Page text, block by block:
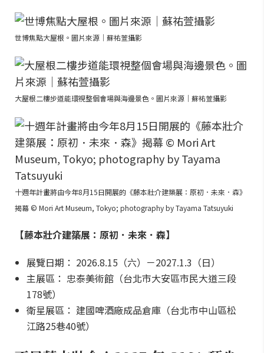
世博焦點大屋根。圖片來源｜蘇祐萱攝影
大屋根二樓步道能環視整個會場與海邊景色。圖片來源｜蘇祐萱攝影
十週年計畫將由今年8月15日開展的《藤本壯介建築展：原初．未來．森》
揭幕 © Mori Art Museum, Tokyo; photography by Tayama Tatsuyuki
【藤本壯介建築展：原初．未來．森】
展覽日期： 2026.8.15（六）－2027.1.3（日）
主展區： 忠泰美術館（台北市大安區市民大道三段
178號）
衛星展區： 建國啤酒廠成品倉庫（台北市中山區松
江路25巷40號）